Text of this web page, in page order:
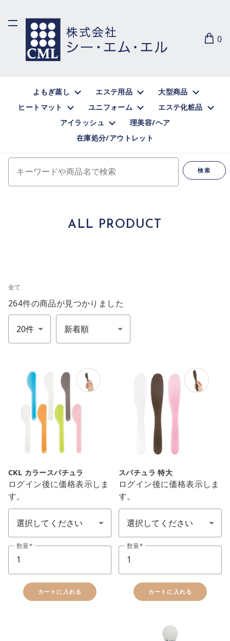
0
よもぎ蒸し エステ用品
大型商品
ヒートマット
ユニフォーム
エステ化粧品
アイラッシュ
理美容/ヘア
在庫処分/アウトレット
検索
ALL PRODUCT
全て
264件の商品が見つかりました
件数 並び順
CKL カラースパチュラ
ログイン後に価格表示しま
す。
エステ備品(顏色)
数量
カートに入れる
スパチュラ 特大
ログイン後に価格表示しま
す。
エステ備品(顏色)
数量
カートに入れる